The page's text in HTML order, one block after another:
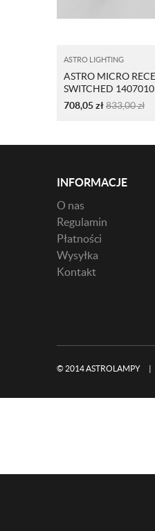
ASTRO LIGHTING
ASTRO MICRO
SWITCHED 1407010
ZŁOTO
708,05zł833,00zł
INFORMACJE
O nas
Regulamin
Płatności
Wysyłka
Kontakt
© 2014 ASTROLAMPY |